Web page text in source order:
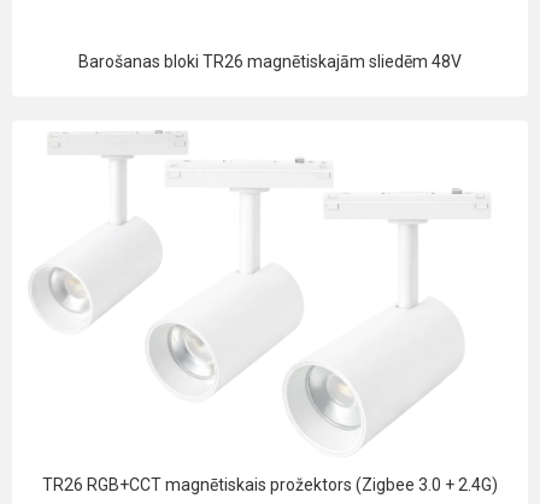
Barošanas bloki TR26 magnētiskajām sliedēm 48V
TR26 RGB+CCT magnētiskais prožektors (Zigbee 3.0 + 2.4G)